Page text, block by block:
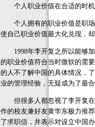
个人职业价值在合适的时机
个人拥有的职业价值是职场
使自己职业价值最大化兑现，
1998年李开复之所以能够加
的职业价值符合当时微软的需
的人不了解中国的具体情况，
业的管理经验，无疑成为了最合
但很多人都忽视了李开复在
作的校友兼好友黄学东极力推
了求职信，并表示对设立中国